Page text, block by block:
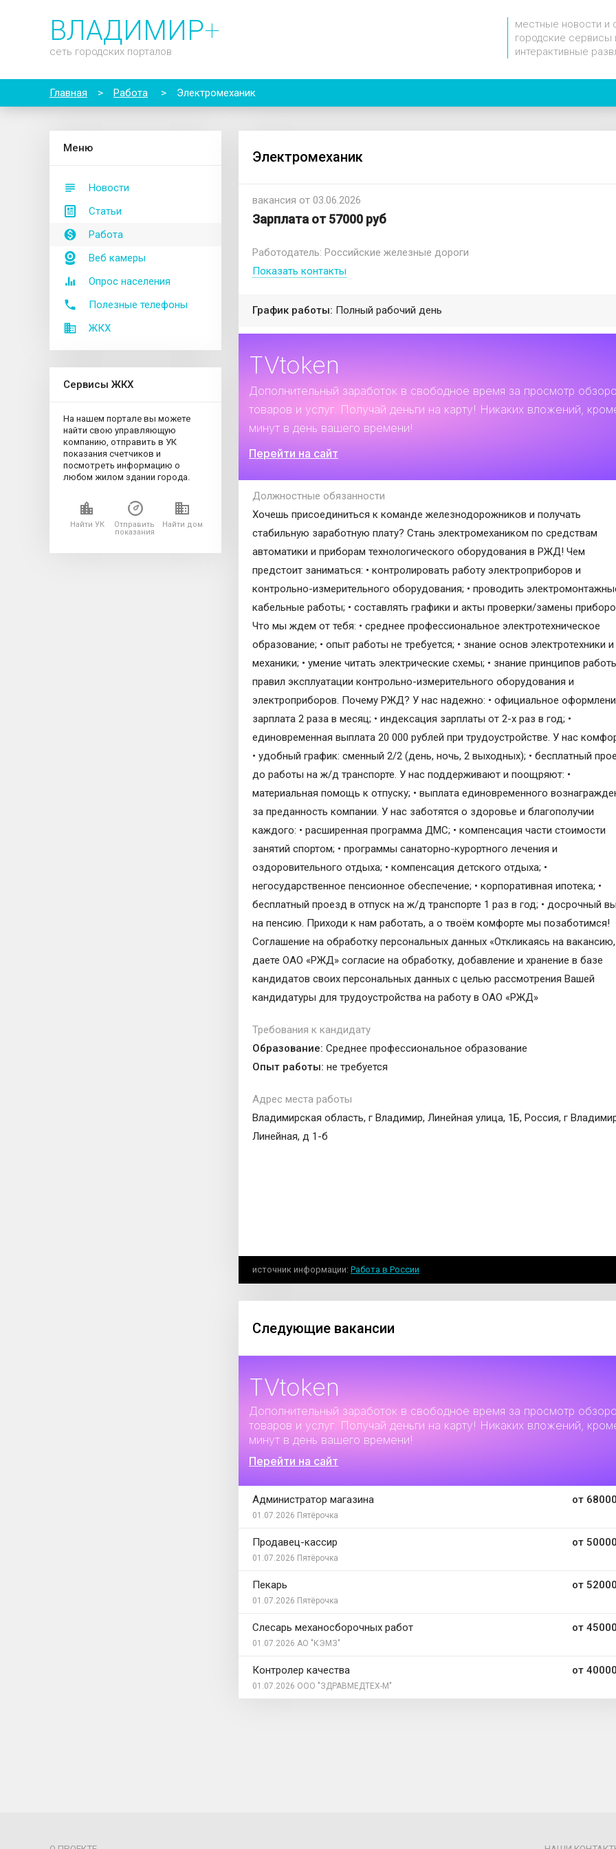
ВЛАДИМИР+
сеть городских порталов
местные новости и
городские сервисы
интерактивные
Главная > Работа > Электромеханик
Меню
Новости
Статьи
Работа
Веб камеры
Опрос населения
Полезные телефоны
ЖКХ
Сервисы ЖКХ
На нашем портале вы можете
найти свою управляющую
компанию, отправить в УК
показания счетчиков и
посмотреть информацию о
любом жилом здании города.
Найти УК
Отправить
показания
Найти дом
Электромеханик
вакансия от 03.06.2026
Зарплата от 57000 руб
Работодатель: Российские железные дороги
Показать контакты
График работы: Полный рабочий день
TVtoken
Дополнительный заработок в свободное время за просмотр
товаров и услуг. Получай деньги на карту! Никаких вложений,
минут в день вашего времени!
Перейти на сайт
Должностные обязанности
Хочешь присоединиться к команде железнодорожников и получать
стабильную заработную плату? Стань электромехаником по средствам
автоматики и приборам технологического оборудования в РЖД! Чем
предстоит заниматься: • контролировать работу электроприборов и
контрольно-измерительного оборудования; • проводить
кабельные работы; • составлять графики и акты проверки/замены
Что мы ждем от тебя: • среднее профессиональное электротехническое
образование; • опыт работы не требуется; • знание основ электротехники и
механики; • умение читать электрические схемы; • знание принципов
правил эксплуатации контрольно-измерительного оборудования и
электроприборов. Почему РЖД? У нас надежно: • официальное
зарплата 2 раза в месяц; • индексация зарплаты от 2-х раз в год; •
единовременная выплата 20 000 рублей при трудоустройстве. У нас
• удобный график: сменный 2/2 (день, ночь, 2 выходных); • бесплатный
до работы на ж/д транспорте. У нас поддерживают и поощряют: •
материальная помощь к отпуску; • выплата единовременного
за преданность компании. У нас заботятся о здоровье и благополучии
каждого: • расширенная программа ДМС; • компенсация части стоимости
занятий спортом; • программы санаторно-курортного лечения и
оздоровительного отдыха; • компенсация детского отдыха; •
негосударственное пенсионное обеспечение; • корпоративная ипотека; •
бесплатный проезд в отпуск на ж/д транспорте 1 раз в год; • досрочный
на пенсию. Приходи к нам работать, а о твоём комфорте мы позаботимся!
Соглашение на обработку персональных данных «Откликаясь на
даете ОАО «РЖД» согласие на обработку, добавление и хранение в базе
кандидатов своих персональных данных с целью рассмотрения Вашей
кандидатуры для трудоустройства на работу в ОАО «РЖД»
Требования к кандидату
Образование: Среднее профессиональное образование
Опыт работы: не требуется
Адрес места работы
Владимирская область, г Владимир, Линейная улица, 1Б, Россия, г
Линейная, д 1-б
источник информации Работа в России
Следующие вакансии
TVtoken
Дополнительный заработок в свободное время за просмотр
товаров и услуг. Получай деньги на карту! Никаких вложений,
минут в день вашего времени!
Перейти на сайт
от
Администратор магазина
01.07.2026 Пятёрочка
от
Продавец-кассир
01.07.2026 Пятёрочка
от
Пекарь
01.07.2026 Пятёрочка
от
Слесарь механосборочных работ
01.07.2026 АО "КЭМЗ"
от
Контролер качества
01.07.2026 ООО "ЗДРАВМЕДТЕХ-М"